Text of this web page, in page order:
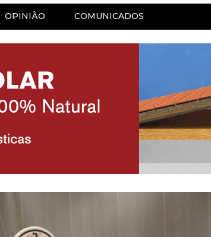
OPINIÃO COMUNICADOS